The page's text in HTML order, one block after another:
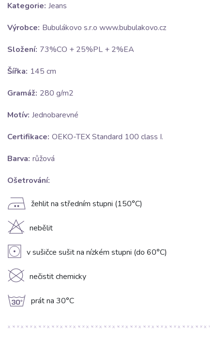
Kategorie: Jeans
Výrobce: Bubulákovo s.r.o www.bubulakovo.cz
Složení: 73%CO + 25%PL + 2%EA
Šířka: 145 cm
Gramáž: 280 g/m2
Motív: Jednobarevné
Certifikace: OEKO-TEX Standard 100 class I.
Barva: růžová
Ošetrování:
E žehlit na středním stupni (150°C)
H nebělit
V v sušičce sušit na nízkém stupni (do 60°C)
K nečistit chemicky
g prát na 30°C